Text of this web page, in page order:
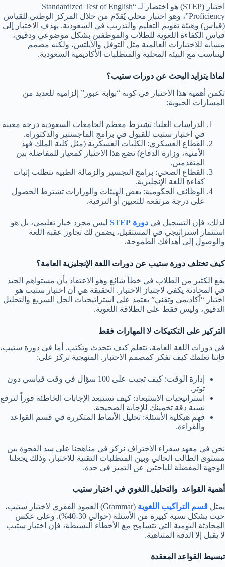
اختبار (STEP) هو اختصار لـ “Standardized Test of English
Proficiency”، وهو اختبار محلي يُقدّم من خلال المركز الوطني للقياس
(قياس) وهيئة تقويم التعليم والتدريب في السعودية. يهدف الاختبار إلى
قياس الكفاءة اللغوية للطلاب والموظفين بشكل موضوعي ودقيق،
مشابه للاختبارات العالمية مثل التوفل والآيلتس، ولكنه مصمم
ليتناسب مع البيئة المحلية والمتطلبات الأكاديمية السعودية.
لماذا يتزايد البحث عن دورات ستيب؟
تكمن أهمية هذا الاختبار في كونه “بوابة عبور” إلزامية للعديد من
المسارات الحيوية:
الدراسات العليا: تشترط معظم الجامعات السعودية درجة معينة
في اختبار ستيب للقبول في برامج الماجستير والدكتوراه.
القطاع العسكري: الكليات العسكرية (مثل كلية الملك فهد
الأمنية، وزارة الدفاع) تضع هذا الاختبار كمعيار للمفاضلة بين
المتقدمين.
القطاع الصحي: برامج التجسير والزمالة الطبية تتطلب إثبات
كفاءة اللغة الإنجليزية.
الوظائف الحكومية: بعض الهيئات والوزارات تشترط الحصول
على درجة مرتفعة للتعيين أو الترقية.
لذلك، فإن التسجيل في دورة STEP
ليس مجرد خيار تعليمي، بل هو
استثمار استراتيجي في المستقبل، يضمن لك تجاوز عقبة اللغة
والوصول إلى أهدافك الطموحة.
كيف تختلف دورة ستيب عن دورات اللغة الإنجليزية العامة؟
يقع الكثير من الطلاب في خطأ شائع وهو الاعتقاد بأن مستواهم الجيد
في المحادثة يكفي لاجتياز الاختبار. الحقيقة هي أن اختبار ستيب هو
اختبار “أكاديمي وتقني” يعتمد على استراتيجيات الحل السريع والتحليل
الدقيق، وليس فقط على الطلاقة اللغوية.
التركيز على التكتيكات لا المهارات فقط
في دورات اللغة العامة، تتعلم كيف تتحدث وتكتب. أما في دورة ستيب،
فإننا نعلمك كيف تفكر كمصمم الاختبار. المنهجية تركز على:
إدارة الوقت: كيف تجيب على 100 سؤال في وقت قياسي دون
توتر.
استراتيجيات الاستبعاد: كيف تستبعد الإجابات الخاطئة فوراً لترفع
نسبة دقة تخمينك للإجابة الصحيحة.
فهم هيكلية الأسئلة: تحليل الأنماط المتكررة في قسم القواعد
والقراءة.
نحن في معهد سفراء الاحتراف نركز في مناهجنا على سد الفجوة بين
مستوى الطالب الحالي وبين المتطلبات التقنية للاختبار، وذلك يجعلنا
الوجهة المفضلة للباحثين عن التميز في جدة.
أهمية القواعد والتحليل اللغوي في اختبار ستيب
يمثل قسم التراكيب اللغوية
(Grammar) العمود الفقري لاختبار ستيب،
حيث يشكل نسبة كبيرة من الأسئلة (حوالي 30-40%). وعلى عكس
المحادثة اليومية التي تتسامح مع الأخطاء البسيطة، فإن اختبار ستيب
لا يقبل إلا الدقة المتناهية.
تبسيط القواعد المعقدة